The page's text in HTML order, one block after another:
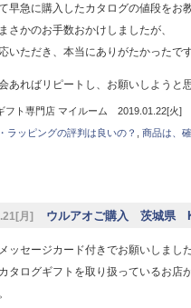
早急に購入したカタログの値段をお
さかのお手数おかけしましたが、
いただき、本当にありがたかったです
あればリピートし、お願いしようと
フト専門店 マイルーム 2019.01.22[火]
ラッピングの評判は良いの？
商品は、
月] ウルアオご購入 茨城県
ッセージカード付きでお願いしまし
タログギフトを取り扱っているお店